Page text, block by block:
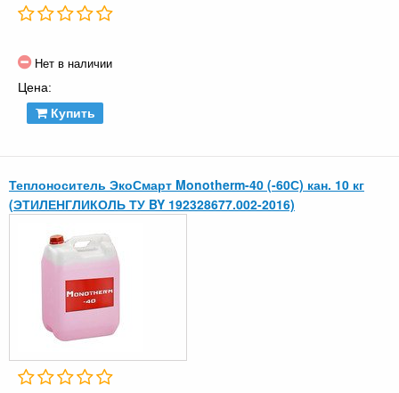
Нет в наличии
Цена:
Купить
Теплоноситель ЭкоСмарт Monotherm-40 (-60С) кан. 10 кг
(ЭТИЛЕНГЛИКОЛЬ ТУ BY 192328677.002-2016)